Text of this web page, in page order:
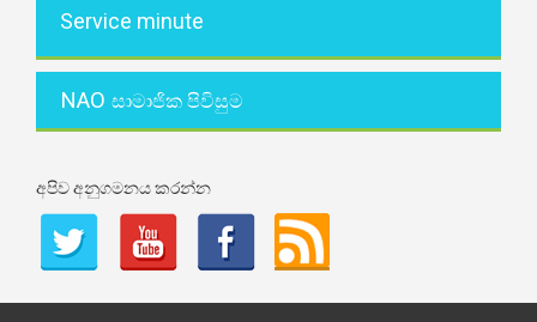
Service minute
NAO සාමාජික පිවිසුම
අපිව අනුගමනය කරන්න